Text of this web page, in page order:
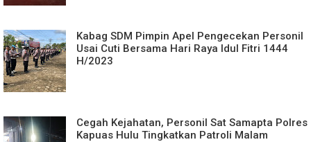
Kabag SDM Pimpin Apel Pengecekan Personil
Usai Cuti Bersama Hari Raya Idul Fitri 1444
H/2023
Cegah Kejahatan, Personil Sat Samapta Polres
Kapuas Hulu Tingkatkan Patroli Malam